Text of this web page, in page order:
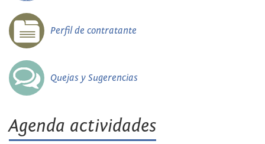
Perfil de contratante
Quejas y Sugerencias
Agenda actividades